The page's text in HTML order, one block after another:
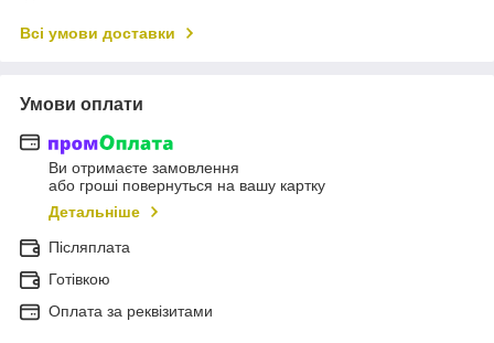
Всі умови доставки
Умови оплати
Ви отримаєте замовлення
або гроші повернуться на вашу картку
Детальніше
Післяплата
Готівкою
Оплата за реквізитами